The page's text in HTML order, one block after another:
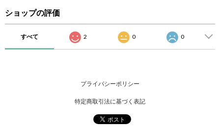
ショップの評価
すべて 2 0 0
プライバシーポリシー
特定商取引法に基づく表記